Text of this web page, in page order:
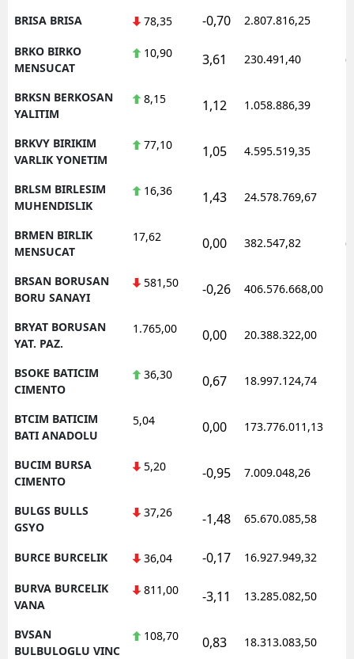
BRISA BRISA 78,35 -0,70 2.807.816,25
BRKO BIRKO
MENSUCAT
10,90 3,61 230.491,40
BRKSN BERKOSAN
YALITIM
8,15 1,12 1.058.886,39
BRKVY BIRIKIM
VARLIK YONETIM
77,10 1,05 4.595.519,35
BRLSM BIRLESIM
MUHENDISLIK
16,36 1,43 24.578.769,67
BRMEN BIRLIK
MENSUCAT
17,62 0,00 382.547,82
BRSAN BORUSAN
BORU SANAYI
581,50 -0,26 406.576.668,00
BRYAT BORUSAN
YAT. PAZ.
1.765,00 0,00 20.388.322,00
BSOKE BATICIM
CIMENTO
36,30 0,67 18.997.124,74
BTCIM BATICIM
BATI ANADOLU
5,04 0,00 173.776.011,13
BUCIM BURSA
CIMENTO
5,20 -0,95 7.009.048,26
BULGS BULLS
GSYO
37,26 -1,48 65.670.085,58
BURCE BURCELIK 36,04 -0,17 16.927.949,32
BURVA BURCELIK
VANA
811,00 -3,11 13.285.082,50
BVSAN
BULBULOGLU VINC
108,70 0,83 18.313.083,50